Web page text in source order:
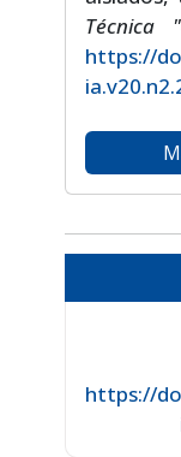
Técnica
https://
https://